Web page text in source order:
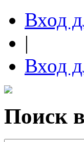
Вход
|
Вход
Поиск